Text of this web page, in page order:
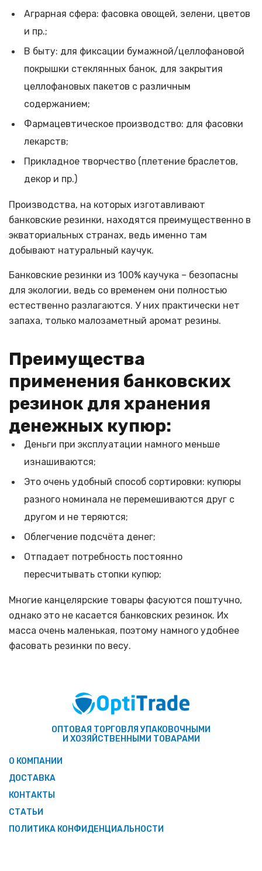
Аграрная сфера: фасовка овощей, зелени, цветов
и пр.;
В быту: для фиксации бумажной/целлофановой
покрышки стеклянных банок, для закрытия
целлофановых пакетов с различным
содержанием;
Фармацевтическое производство: для фасовки
лекарств;
Прикладное творчество (плетение браслетов,
декор и пр.)
Производства, на которых изготавливают
банковские резинки, находятся преимущественно в
экваториальных странах, ведь именно там
добывают натуральный каучук.
Банковские резинки из 100% каучука – безопасны
для экологии, ведь со временем они полностью
естественно разлагаются. У них практически нет
запаха, только малозаметный аромат резины.
Преимущества
применения банковских
резинок для хранения
денежных купюр:
Деньги при эксплуатации намного меньше
изнашиваются;
Это очень удобный способ сортировки: купюры
разного номинала не перемешиваются друг с
другом и не теряются;
Облегчение подсчёта денег;
Отпадает потребность постоянно
пересчитывать стопки купюр;
Многие канцелярские товары фасуются поштучно,
однако это не касается банковских резинок. Их
масса очень маленькая, поэтому намного удобнее
фасовать резинки по весу.
ОПТОВАЯ ТОРГОВЛЯ УПАКОВОЧНЫМИ
И ХОЗЯЙСТВЕННЫМИ ТОВАРАМИ
О КОМПАНИИ
ДОСТАВКА
КОНТАКТЫ
СТАТЬИ
ПОЛИТИКА КОНФИДЕНЦИАЛЬНОСТИ